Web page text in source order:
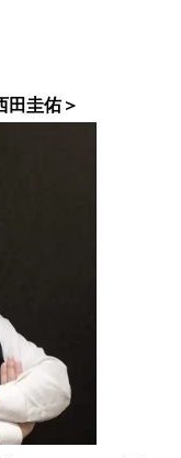
田圭佑＞